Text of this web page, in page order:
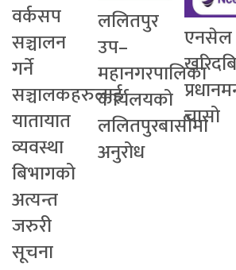
वर्कसप
सञ्चालन
गर्ने
सञ्चालकहरुलाई
यातायात
व्यवस्था
बिभागको
अत्यन्त
जरुरी
सूचना
ललितपुर
उप–
महानगरपालिका
कार्यलयको
ललितपुरबासीमा
अनुरोध
एनसेल
चासो